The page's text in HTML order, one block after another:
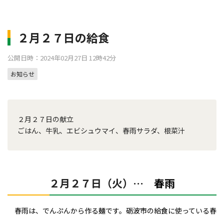
２月２７日の給食
公開日時：2024年02月27日 12時42分
お知らせ
２月２７日の献立
ごはん、牛乳、エビシュウマイ、春雨サラダ、根菜汁
２月２７日（火）… 春雨
春雨は、でんぷんから作る麺です。砺波市の給食に使っている春